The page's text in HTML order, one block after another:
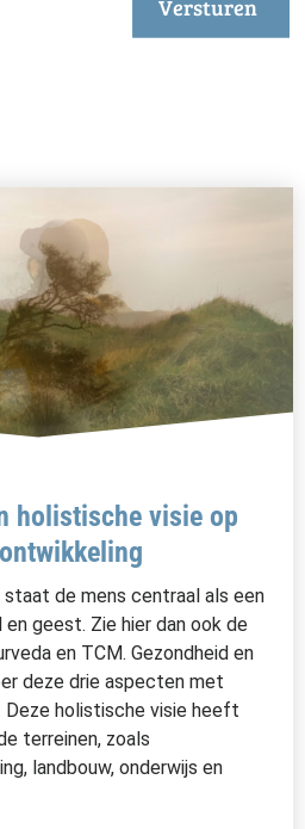
Versturen
holistische visie op
de mens centraal als een
en geest. Zie hier dan ook de
en TCM. Gezondheid en
deze drie aspecten met
Deze holistische visie heeft
terreinen, zoals
landbouw, onderwijs en